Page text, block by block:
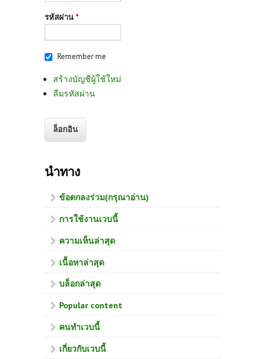
รหัสผ่าน *
Remember me
สร้างบัญชีผู้ใช้ใหม่
ลืมรหัสผ่าน
นำทาง
ข้อตกลงร่วม(กรุณาอ่าน)
การใช้งานเวบนี้
ความเห็นล่าสุด
เนื้อหาล่าสุด
บล็อกล่าสุด
Popular content
คนทำเวบนี้
เกี่ยวกับเวบนี้